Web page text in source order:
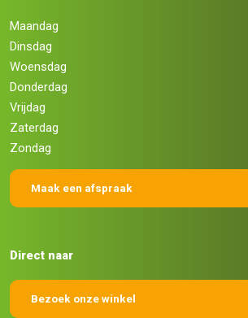
Maandag
Dinsdag
Woensdag
Donderdag
Vrijdag
Zaterdag
Zondag
Maak een afspraak
Direct naar
Bezoek onze winkel